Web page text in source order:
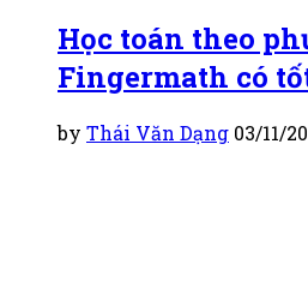
Học toán theo
Fingermath có
by Thái Văn Dạng 03/11/